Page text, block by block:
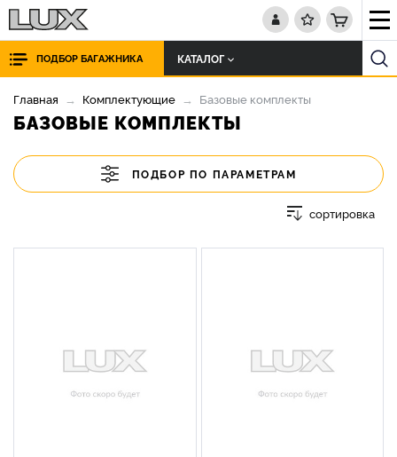
ПОДБОР БАГАЖНИКА КАТАЛОГ
Главная Комплектующие Базовые комплекты
БАЗОВЫЕ КОМПЛЕКТЫ
ПОДБОР ПО ПАРАМЕТРАМ
сортировка